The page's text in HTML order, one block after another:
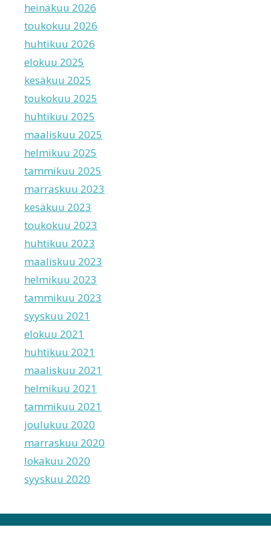
heinäkuu 2026
toukokuu 2026
huhtikuu 2026
elokuu 2025
kesäkuu 2025
toukokuu 2025
huhtikuu 2025
maaliskuu 2025
helmikuu 2025
tammikuu 2025
marraskuu 2023
kesäkuu 2023
toukokuu 2023
huhtikuu 2023
maaliskuu 2023
helmikuu 2023
tammikuu 2023
syyskuu 2021
elokuu 2021
huhtikuu 2021
maaliskuu 2021
helmikuu 2021
tammikuu 2021
joulukuu 2020
marraskuu 2020
lokakuu 2020
syyskuu 2020